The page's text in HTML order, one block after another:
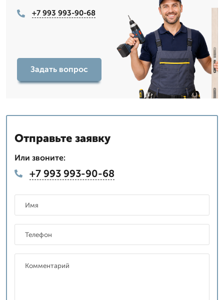
+7 993 993-90-68
Задать вопрос
Отправьте заявку
Или звоните:
+7 993 993-90-68